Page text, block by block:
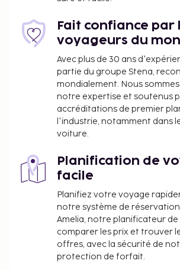
Fait confiance par
voyageurs du
Avec plus de 30 ans
partie du groupe Stena,
mondialement. Nous
notre expertise et soutenus
accréditations de premier
l'industrie, notamment dans
voiture.
Planification de
facile
Planifiez votre voyage
notre système de réservation
Amelia, notre planificateur
comparer les prix et trouver
offres, avec la sécurité de
protection de forfait.